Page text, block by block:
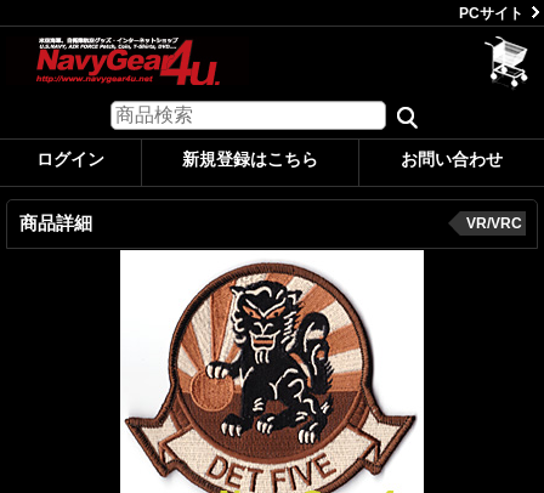
PCサイト
ログイン 新規登録はこちら お問い合わせ
商品詳細 VR/VRC